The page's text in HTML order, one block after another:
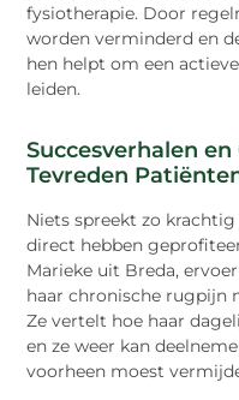
fysiotherapie. Door
worden verminderd en
hen helpt om een
leiden.
Succesverhalen
Tevreden
Niets spreekt zo
direct hebben
Marieke uit Breda,
haar chronische rugpijn
Ze vertelt hoe haar
en ze weer kan
voorheen moest